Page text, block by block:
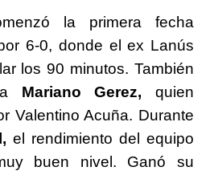
la primera fecha
6-0, donde el ex Lanús
los 90 minutos. También
Mariano Gerez, quien
Valentino Acuña. Durante
el rendimiento del equipo
buen nivel. Ganó su